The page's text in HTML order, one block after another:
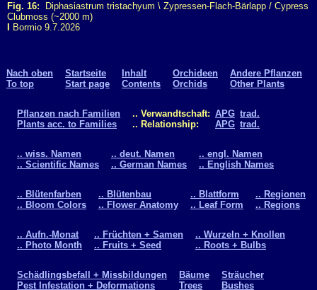
Fig. 16: Diphasiastrum tristachyum \ Zypressen-Flach-Bärlapp / Cypress
Clubmoss (~2000 m)
Bormio 9.7.2026
Nach oben
To top
Startseite
Start page
Inhalt
Contents
Orchideen
Orchids
Andere Pflanzen
Other Plants
Pflanzen nach Familien
Plants acc. to Families
.. Verwandtschaft:
.. Relationship:
APG
APG
trad.
trad.
.. wiss. Namen
.. Scientific Names
.. deut. Namen
.. German Names
.. engl. Namen
.. English Names
.. Blütenfarben
.. Bloom Colors
.. Blütenbau
.. Flower Anatomy
.. Blattform
.. Leaf Form
.. Regionen
.. Regions
.. Aufn.-Monat
.. Photo Month
.. Früchten + Samen
.. Fruits + Seed
.. Wurzeln + Knollen
.. Roots + Bulbs
Schädlingsbefall + Missbildungen
Pest Infestation + Deformations
Bäume
Trees
Sträucher
Bushes